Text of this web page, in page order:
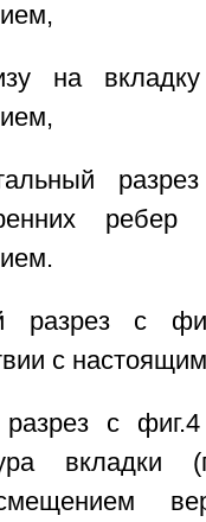
на
разрез с
с
с
вкладки